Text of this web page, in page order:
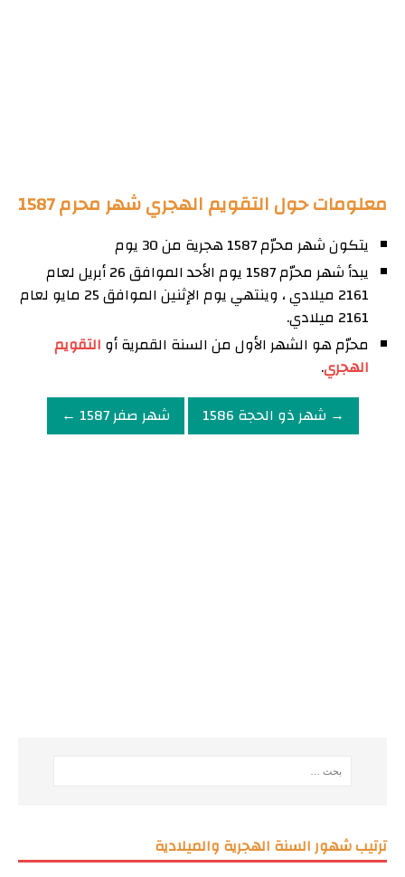
معلومات حول التقويم الهجري شهر محرم 1587
يتكون شهر محرّم 1587 هجرية من 30 يوم
يبدأ شهر محرّم 1587 يوم الأحد الموافق 26 أبريل لعام
2161 ميلادي ، وينتهي يوم الإثنين الموافق 25 مايو لعام
2161 ميلادي.
محرّم هو الشهر الأول من السنة القمرية أو التقويم
الهجري.
→ شهر ذو الحجة 1586
شهر صفر 1587 ←
ترتيب شهور السنة الهجرية والميلادية